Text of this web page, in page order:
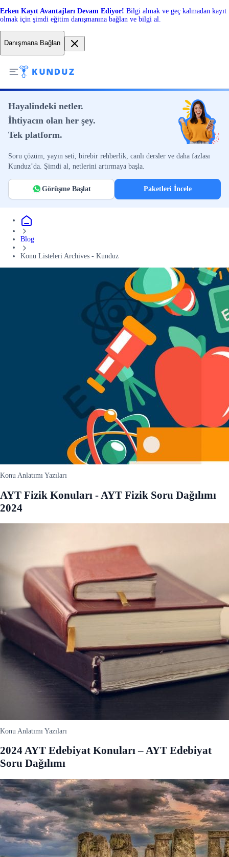
Erken Kayıt Avantajları Devam Ediyor! Bilgi almak ve geç kalmadan kayıt
olmak için şimdi eğitim danışmanına bağlan ve bilgi al.
Danışmana Bağlan
Hayalindeki netler.
İhtiyacın olan her şey.
Tek platform.
Soru çözüm, yayın seti, birebir rehberlik, canlı dersler ve daha fazlası
Kunduz’da. Şimdi al, netlerini artırmaya başla.
Görüşme Başlat Paketleri İncele
Blog
Konu Listeleri Archives - Kunduz
Konu Anlatımı Yazıları
AYT Fizik Konuları - AYT Fizik Soru Dağılımı
2024
Konu Anlatımı Yazıları
2024 AYT Edebiyat Konuları – AYT Edebiyat
Soru Dağılımı